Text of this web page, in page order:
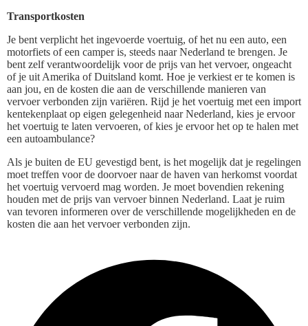
Transportkosten
Je bent verplicht het ingevoerde voertuig, of het nu een auto, een
motorfiets of een camper is, steeds naar Nederland te brengen. Je
bent zelf verantwoordelijk voor de prijs van het vervoer, ongeacht
of je uit Amerika of Duitsland komt. Hoe je verkiest er te komen is
aan jou, en de kosten die aan de verschillende manieren van
vervoer verbonden zijn variëren. Rijd je het voertuig met een import
kentekenplaat op eigen gelegenheid naar Nederland, kies je ervoor
het voertuig te laten vervoeren, of kies je ervoor het op te halen met
een autoambulance?
Als je buiten de EU gevestigd bent, is het mogelijk dat je regelingen
moet treffen voor de doorvoer naar de haven van herkomst voordat
het voertuig vervoerd mag worden. Je moet bovendien rekening
houden met de prijs van vervoer binnen Nederland. Laat je ruim
van tevoren informeren over de verschillende mogelijkheden en de
kosten die aan het vervoer verbonden zijn.